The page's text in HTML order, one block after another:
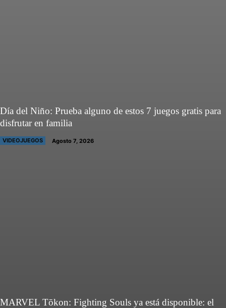
Día del Niño: Prueba alguno de estos 7 juegos gratis para
disfrutar en familia
VIDEOJUEGOS Agosto 7, 2026
MARVEL Tōkon: Fighting Souls ya está disponible: el